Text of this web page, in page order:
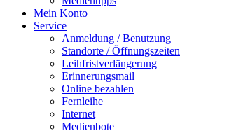
Mein Konto
Service
Anmeldung / Benutzung
Standorte / Öffnungszeiten
Leihfristverlängerung
Erinnerungsmail
Online bezahlen
Fernleihe
Internet
Medienbote